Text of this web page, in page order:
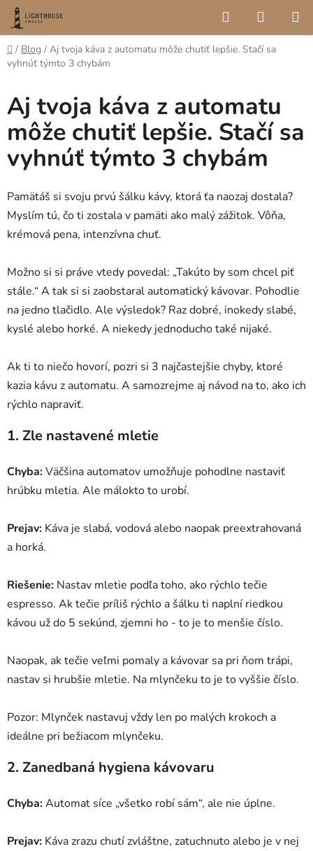
Prejsť
obsah
Hľadať
KOŠÍK
Domov
/ Blog / Aj tvoja káva z automatu môže chutiť lepšie. Stačí sa
vyhnúť týmto 3 chybám
Aj tvoja káva z automatu
môže chutiť lepšie. Stačí sa
vyhnúť týmto 3 chybám
Pamätáš si svoju prvú šálku kávy, ktorá ťa naozaj dostala?
Myslím tú, čo ti zostala v pamäti ako malý zážitok. Vôňa,
krémová pena, intenzívna chuť.
Možno si si práve vtedy povedal: „Takúto by som chcel piť
stále.“ A tak si si zaobstaral automatický kávovar. Pohodlie
na jedno tlačidlo. Ale výsledok? Raz dobré, inokedy slabé,
kyslé alebo horké. A niekedy jednoducho také nijaké.
Ak ti to niečo hovorí, pozri si 3 najčastejšie chyby, ktoré
kazia kávu z automatu. A samozrejme aj návod na to, ako ich
rýchlo napraviť.
1. Zle nastavené mletie
Chyba:Väčšina automatov umožňuje pohodlne nastaviť
hrúbku mletia. Ale málokto to urobí.
Prejav: Káva je slabá, vodová alebo naopak preextrahovaná
a horká.
Riešenie: Nastav mletie podľa toho, ako rýchlo tečie
espresso. Ak tečie príliš rýchlo a šálku ti naplní riedkou
kávou už do 5 sekúnd, zjemni ho - to je to menšie číslo.
Naopak, ak tečie veľmi pomaly a kávovar sa pri ňom trápi,
nastav si hrubšie mletie. Na mlynčeku to je to vyššie číslo.
Pozor: Mlynček nastavuj vždy len po malých krokoch a
ideálne pri bežiacom mlynčeku.
2. Zanedbaná hygiena kávovaru
Chyba:Automat síce „všetko robí sám“, ale nie úplne.
Prejav: Káva zrazu chutí zvláštne, zatuchnuto alebo je v nej